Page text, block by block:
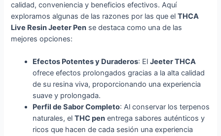
calidad, conveniencia y beneficios efectivos. Aquí
exploramos algunas de las razones por las que elTHCA
Live Resin Jeeter Pen se destaca como una de las
mejores opciones:
Efectos Potentes y Duraderos: ElJeeter THCA
ofrece efectos prolongados gracias a la alta calidad
de su resina viva, proporcionando una experiencia
suave y prolongada.
Perfil de Sabor Completo: Al conservar los terpenos
naturales, elTHC pen entrega sabores auténticos y
ricos que hacen de cada sesión una experiencia